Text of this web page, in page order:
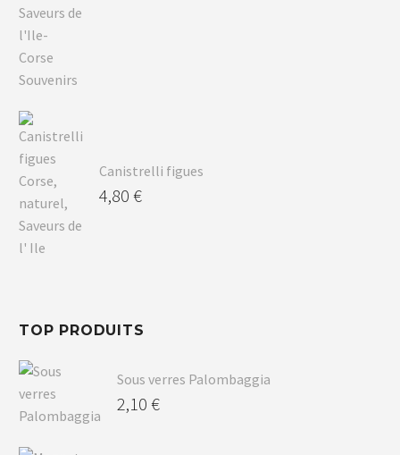
Canistrelli figues
4,80 €
TOP PRODUITS
Sous verres Palombaggia
2,10 €